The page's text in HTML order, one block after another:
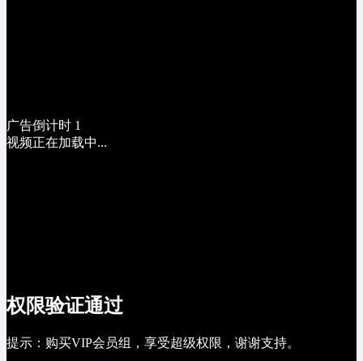
广告倒计时 1
视频正在加载中...
权限验证通过
提示：购买VIP会员组，享受超级权限，谢谢支持。